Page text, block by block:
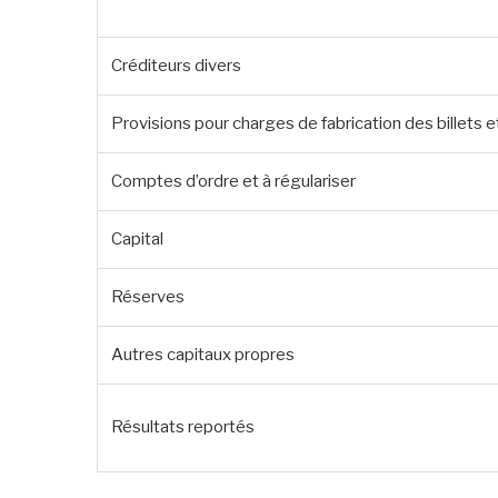
Créditeurs divers
Provisions pour charges de fabrication des billets
Comptes d’ordre et à régulariser
Capital
Réserves
Autres capitaux propres
Résultats reportés